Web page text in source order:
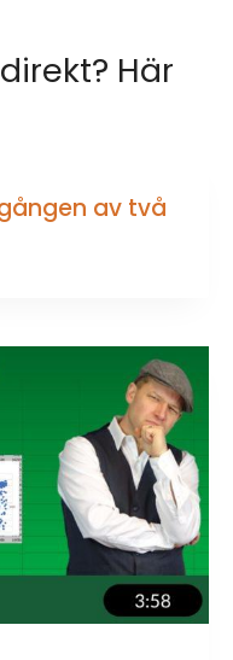
Här
av två